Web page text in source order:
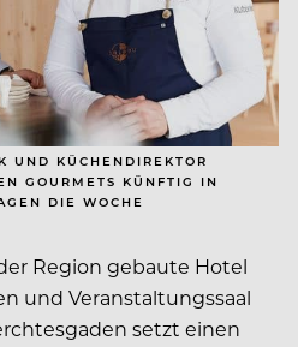
UND KÜCHENDIREKTOR
GOURMETS KÜNFTIG IN
DIE WOCHE
Region gebaute Hotel
und Veranstaltungssaal
setzt einen